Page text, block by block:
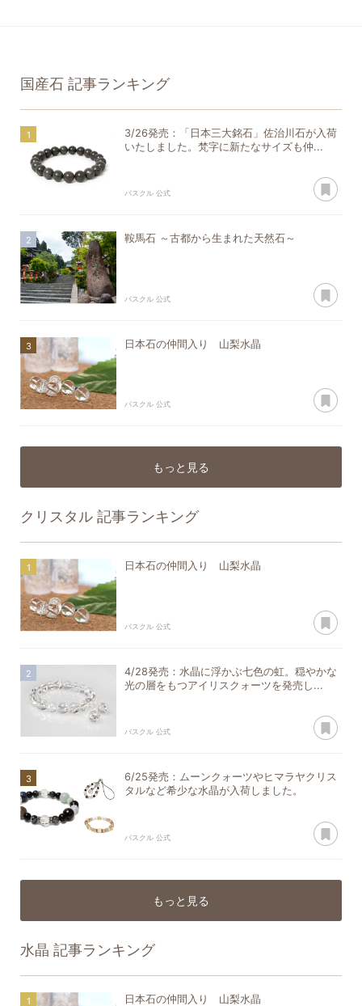
国産石 記事ランキング
3/26発売：「日本三大銘石」佐治川石が入荷
いたしました。梵字に新たなサイズも仲...
パスクル 公式
鞍馬石 ～古都から生まれた天然石～
パスクル 公式
日本石の仲間入り 山梨水晶
パスクル 公式
もっと見る
クリスタル 記事ランキング
日本石の仲間入り 山梨水晶
パスクル 公式
4/28発売：水晶に浮かぶ七色の虹。穏やかな
光の層をもつアイリスクォーツを発売し...
パスクル 公式
6/25発売：ムーンクォーツやヒマラヤクリス
タルなど希少な水晶が入荷しました。
パスクル 公式
もっと見る
水晶 記事ランキング
日本石の仲間入り 山梨水晶